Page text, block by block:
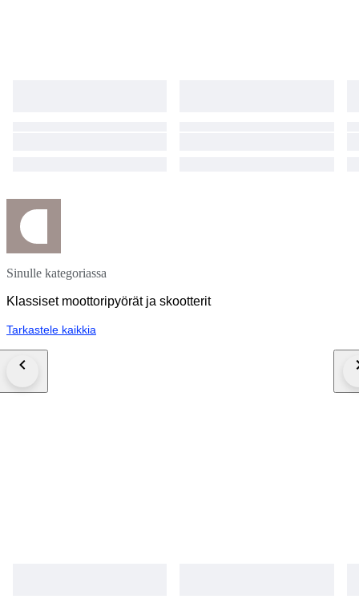
Sinulle kategoriassa
Klassiset moottoripyörät ja skootterit
Tarkastele kaikkia